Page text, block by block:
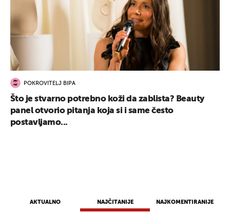
AKTUALNO NAJČITANIJE NAJKOMENTIRANIJE
POKROVITELJ BIPA
Što je stvarno potrebno koži da zablista? Beauty
panel otvorio pitanja koja si i same često
postavljamo...